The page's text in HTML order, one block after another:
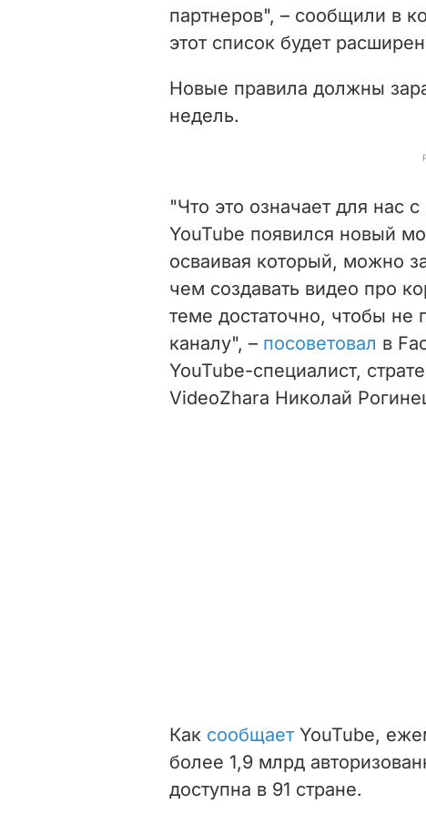
партнеров", – сообщили в
этот список будет
Новые правила должны
недель.
"Что это означает для нас
YouTube появился новый
осваивая который, можно
чем создавать видео про
теме достаточно, чтобы не
каналу", – посоветовал в
YouTube-специалист,
VideoZhara Николай
Как сообщаетYouTube,
более 1,9 млрд
доступна в 91 стране.